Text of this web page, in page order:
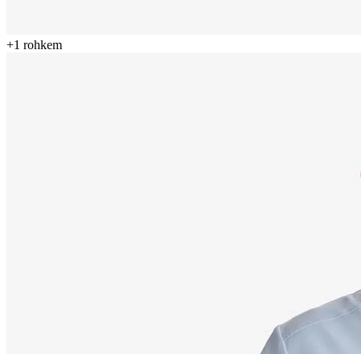
+1 rohkem